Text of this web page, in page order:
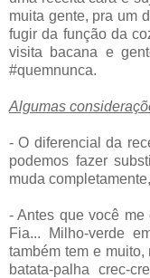
muita gente, pra um
fugir da função da
visita bacana e
#quemnunca.
Algumas
- O diferencial da
podemos fazer
muda
- Antes que você me
Fia... Milho-verde
também tem e
batata-palha crec-